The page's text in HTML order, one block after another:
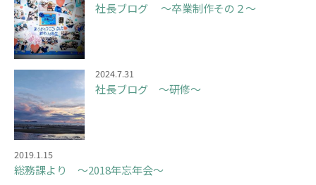
社長ブログ ～卒業制作その２～
2024.7.31
社長ブログ ～研修～
2019.1.15
総務課より ～2018年忘年会～